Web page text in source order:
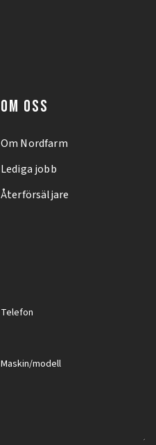
OM OSS
Om Nordfarm
Lediga jobb
Återförsäljare